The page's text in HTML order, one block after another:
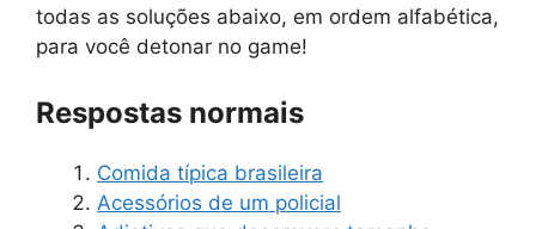
todas as soluções abaixo, em ordem alfabética,
para você detonar no game!
Respostas normais
Comida típica brasileira
Acessórios de um policial